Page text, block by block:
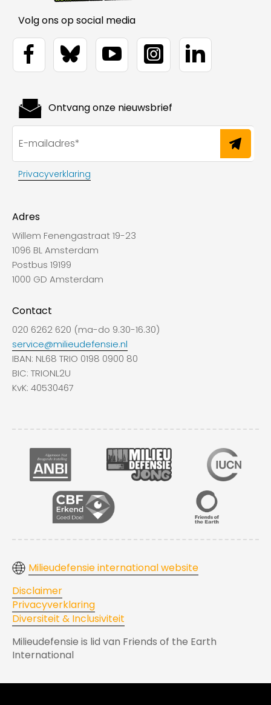
Volg ons op social media
Adres
Willem Fenengastraat 19-23
1096 BL Amsterdam
Postbus 19199
1000 GD Amsterdam
Contact
020 6262 620 (ma-do 9.30-16.30)
service@milieudefensie.nl
IBAN: NL68 TRIO 0198 0900 80
BIC: TRIONL2U
KvK: 40530467
Ontvang onze nieuwsbrief
Privacyverklaring
Milieudefensie international website
Disclaimer
Privacyverklaring
Diversiteit & Inclusiviteit
Milieudefensie is lid van Friends of the Earth
International